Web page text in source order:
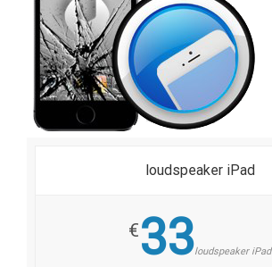
loudspeaker iPad
€33loudspeaker iPad